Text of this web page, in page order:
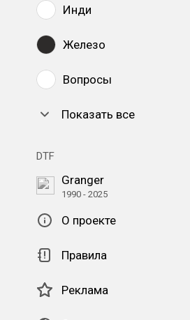
Инди
Железо
Вопросы
Показать все
DTF
Granger
1990 - 2025
О проекте
Правила
Реклама